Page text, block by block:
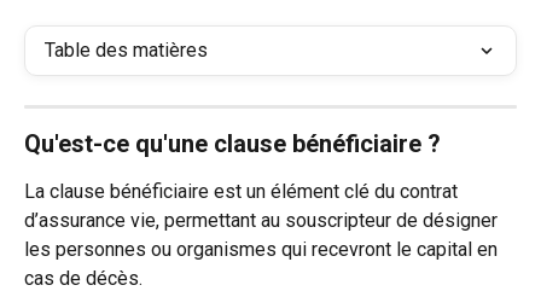
Table des matières
Qu'est-ce qu'une clause bénéficiaire ?
La clause bénéficiaire est un élément clé du contrat
d’assurance vie, permettant au souscripteur de désigner
les personnes ou organismes qui recevront le capital en
cas de décès.